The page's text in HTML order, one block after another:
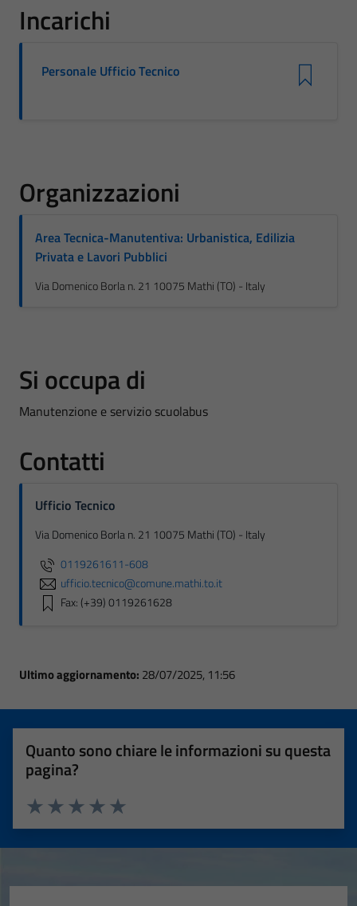
Incarichi
Personale Ufficio Tecnico
Organizzazioni
Area Tecnica-Manutentiva: Urbanistica, Edilizia
Privata e Lavori Pubblici
Via Domenico Borla n. 21 10075 Mathi (TO) - Italy
Si occupa di
Manutenzione e servizio scuolabus
Contatti
Ufficio Tecnico
Via Domenico Borla n. 21 10075 Mathi (TO) - Italy
0119261611-608
ufficio.tecnico@comune.mathi.to.it
Fax: (+39) 0119261628
Ultimo aggiornamento: 28/07/2025, 11:56
Quanto sono chiare le informazioni su questa
pagina?
Valuta 5 stelle su 5
Valuta 4 stelle su 5
Valuta 3 stelle su 5
Valuta 2 stelle su 5
Valuta 1 stelle su 5